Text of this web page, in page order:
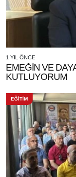
1 YIL ÖNCE
EMEĞİN VE
KUTLUYORUM
EĞİTİM